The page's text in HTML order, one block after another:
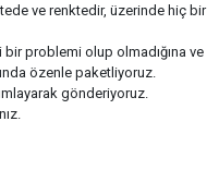
ve renktedir, üzerinde hiç bir
problemi olup olmadığına ve
özenle paketliyoruz.
gönderiyoruz.